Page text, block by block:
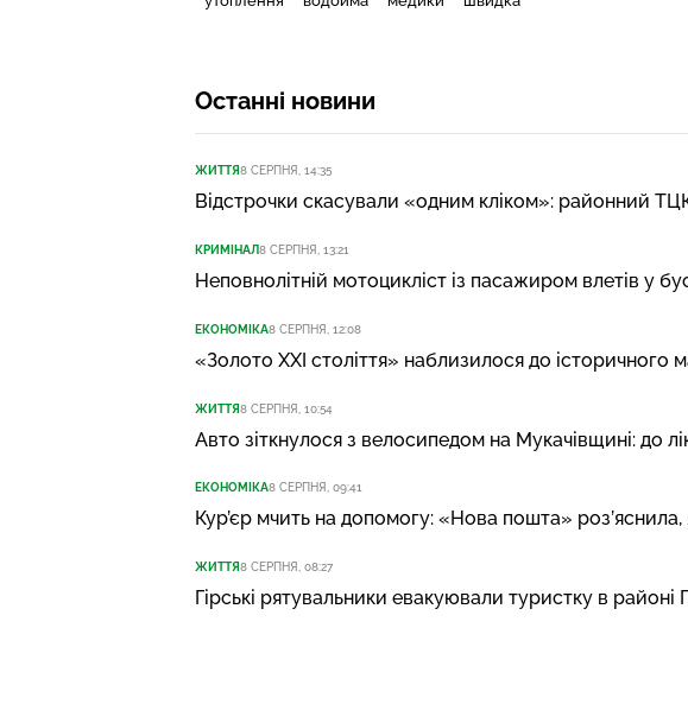
Останні новини
ЖИТТЯ8 СЕРПНЯ, 14:35
Відстрочки скасували «одним кліком»: районний
КРИМІНАЛ8 СЕРПНЯ, 13:21
Неповнолітній мотоцикліст із пасажиром влетів у
ЕКОНОМІКА8 СЕРПНЯ, 12:08
«Золото XXI століття» наблизилося до історичного
ЖИТТЯ8 СЕРПНЯ, 10:54
Авто зіткнулося з велосипедом на Мукачівщині: до
ЕКОНОМІКА8 СЕРПНЯ, 09:41
Кур’єр мчить на допомогу: «Нова пошта»
ЖИТТЯ8 СЕРПНЯ, 08:27
Гірські рятувальники евакуювали туристку в районі